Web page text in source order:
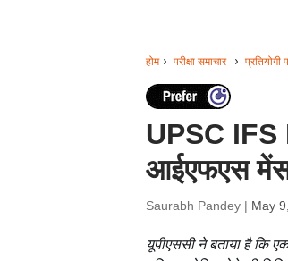
होम परीक्षा समाचार प्रतियोगी
UPSC
आईएफएस मेंस
Saurabh Pandey | May
यूपीएससी ने बताया है कि